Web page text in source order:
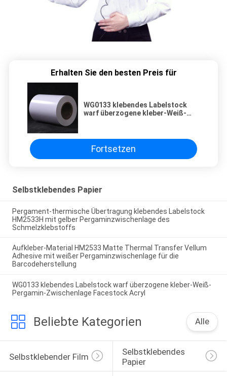
Erhalten Sie den besten Preis für
WG0133 klebendes Labelstock
warf überzogene kleber-Weiß-
Fortsetzen
Selbstklebendes Papier
Pergament-thermische Übertragung klebendes Labelstock
HM2533H mit gelber Pergaminzwischenlage des
Schmelzklebstoffs
Aufkleber-Material HM2533 Matte Thermal Transfer Vellum
Adhesive mit weißer Pergaminzwischenlage für die
Barcodeherstellung
WG0133 klebendes Labelstock warf überzogene kleber-Weiß-
Pergamin-Zwischenlage Facestock Acryl
Beliebte Kategorien Alle
Selbstklebender Film
Selbstklebendes
Papier